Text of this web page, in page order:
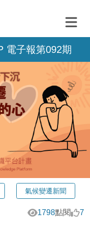
電子報第092期
氣候變遷新聞
1798點閱 7